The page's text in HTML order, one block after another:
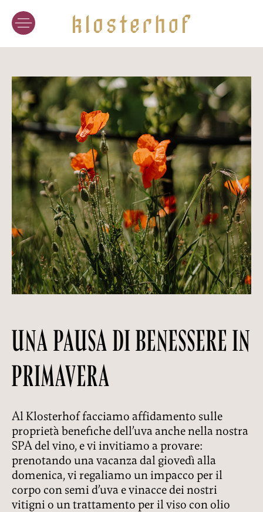
TENUTA
VINI
I VIGNETI
DEGUSTAZIONE
ONLINESHOP
HOTEL
I NOSTRI ALLOGGI
GASTRONOMIA
SPA DEL VINO
OFFERTE
TARIFFE
PRENOTAZIONE
FAMIGLIA
RAGGIUNGERCI
DE IT EN
Privacy Impressum Recycle
UNA PAUSA DI BENESSERE IN
PRIMAVERA
Al Klosterhof facciamo affidamento sulle
proprietà benefiche dell’uva anche nella nostra
SPA del vino, e vi invitiamo a provare:
prenotando una vacanza dal giovedì alla
domenica, vi regaliamo un impacco per il
corpo con semi d’uva e vinacce dei nostri
vitigni o un trattamento per il viso con olio